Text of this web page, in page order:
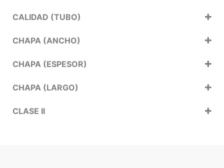
CALIDAD (TUBO)
CHAPA (ANCHO)
CHAPA (ESPESOR)
CHAPA (LARGO)
CLASE II